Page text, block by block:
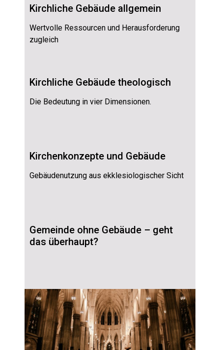
Kirchliche Gebäude allgemein
Wertvolle Ressourcen und Herausforderung
zugleich
Kirchliche Gebäude theologisch
Die Bedeutung in vier Dimensionen.
Kirchenkonzepte und Gebäude
Gebäudenutzung aus ekklesiologischer Sicht
Gemeinde ohne Gebäude – geht
das überhaupt?